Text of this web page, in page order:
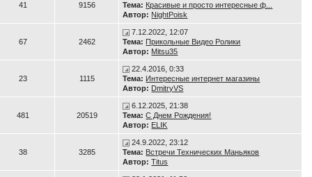
41 9156
Тема: Красивые и просто интересные ф...
Автор: NightPoisk
67 2462
7.12.2022, 12:07
Тема: Прикольные Видео Ролики
Автор: Mitsu35
23 1115
22.4.2016, 0:33
Тема: Интересные интернет магазины
Автор: DmitryVS
481 20519
6.12.2025, 21:38
Тема: С Днем Рождения!
Автор: ELIK
38 3285
24.9.2022, 23:12
Тема: Встречи Технических Маньяков
Автор: Titus